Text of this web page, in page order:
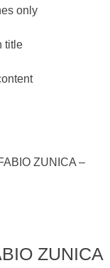
only
title
ZUNICA –
ZUNICA